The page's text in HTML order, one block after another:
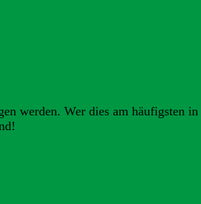
werden. Wer dies am häufigsten in